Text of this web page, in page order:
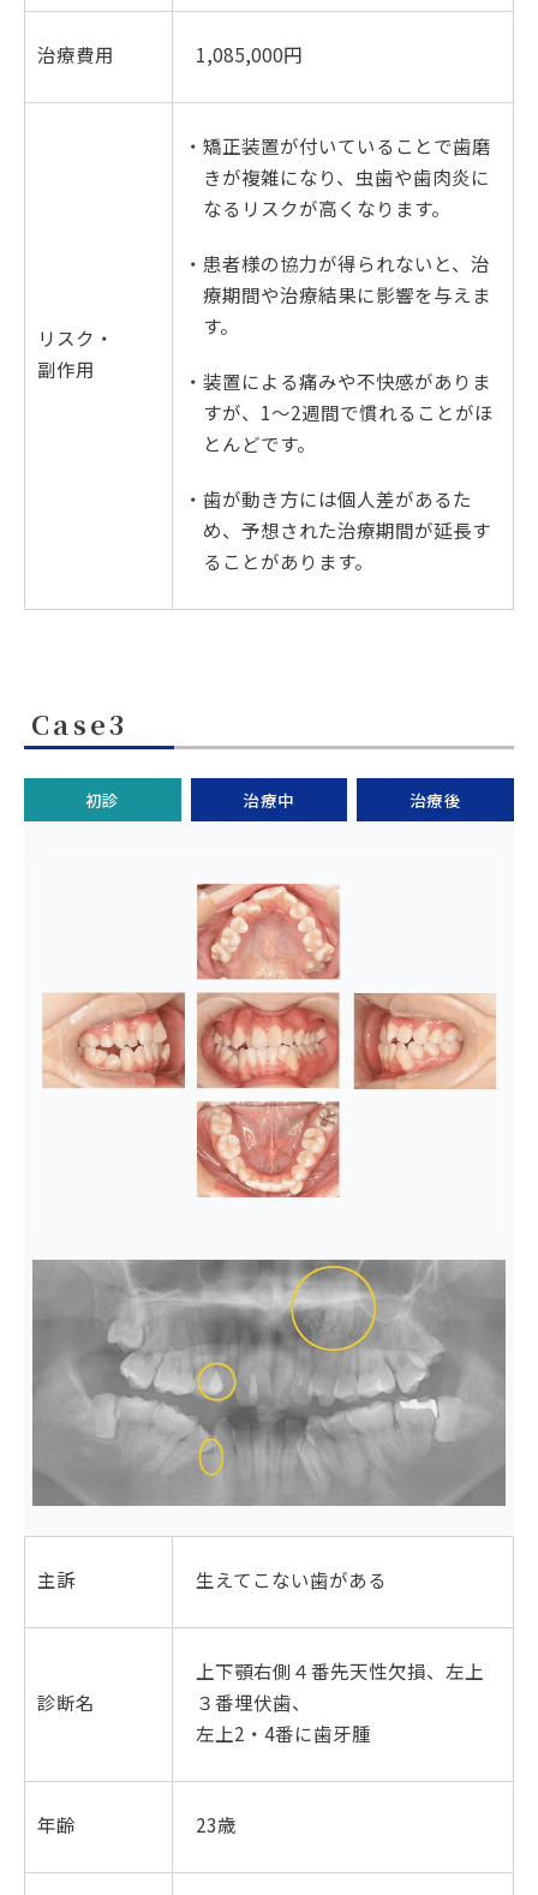
治療費用 1,085,000円
リスク・
副作用
・矯正装置が付いていることで歯磨
きが複雑になり、虫歯や歯肉炎に
なるリスクが高くなります。
・患者様の協力が得られないと、治
療期間や治療結果に影響を与えま
す。
・装置による痛みや不快感がありま
すが、1～2週間で慣れることがほ
とんどです。
・歯が動き方には個人差があるた
め、予想された治療期間が延長す
ることがあります。
Case3
初診 治療中 治療後
主訴 生えてこない歯がある
診断名
上下顎右側４番先天性欠損、左上
３番埋伏歯、
左上2・4番に歯牙腫
年齢 23歳